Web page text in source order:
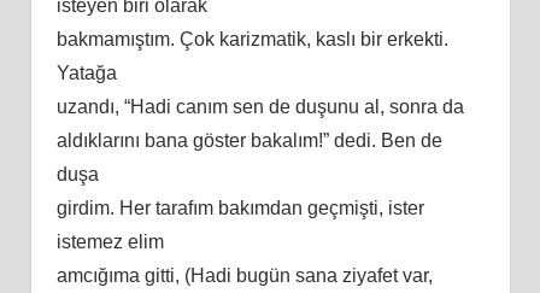
isteyen biri olarak
bakmamıştım. Çok karizmatik, kaslı bir erkekti.
Yatağa
uzandı, “Hadi canım sen de duşunu al, sonra da
aldıklarını bana göster bakalım!” dedi. Ben de
duşa
girdim. Her tarafım bakımdan geçmişti, ister
istemez elim
amcığıma gitti, (Hadi bugün sana ziyafet var,